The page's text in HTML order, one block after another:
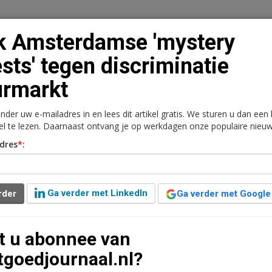
Vacaturebank
Kantoren Retail Logistiek Juridisch | Fiscaal
guests' tegen
Bouwen en Wonen, wil mystery guests gaan
op de huurmarkt.
Amsterdamse 'mystery
tegen discriminatie
uw e-mailadres in en lees dit artikel gratis. We sturen u dan een
te lezen. Daarnaast ontvang je op werkdagen onze populaire
*:
Ga verder met LinkedIn Ga verder met Google
u abonnee van